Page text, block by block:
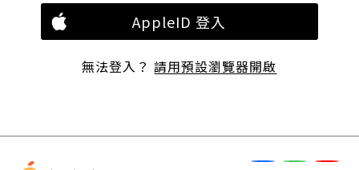
AppleID 登入
無法登入？請用預設瀏覽器開啟